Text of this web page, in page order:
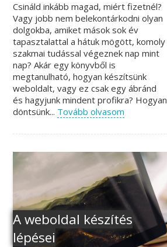
Csináld inkább magad, miért fizetnél?
Vagy jobb nem belekontárkodni olyan
dolgokba, amiket mások sok év
tapasztalattal a hátuk mögött, komoly
szakmai tudással végeznek nap mint
nap? Akár egy könyvből is
megtanulható, hogyan készítsünk
weboldalt, vagy ez csak egy ábránd
és hagyjunk mindent profikra? Hogyan
döntsünk... Tovább olvasom
A weboldal készítés
lépései